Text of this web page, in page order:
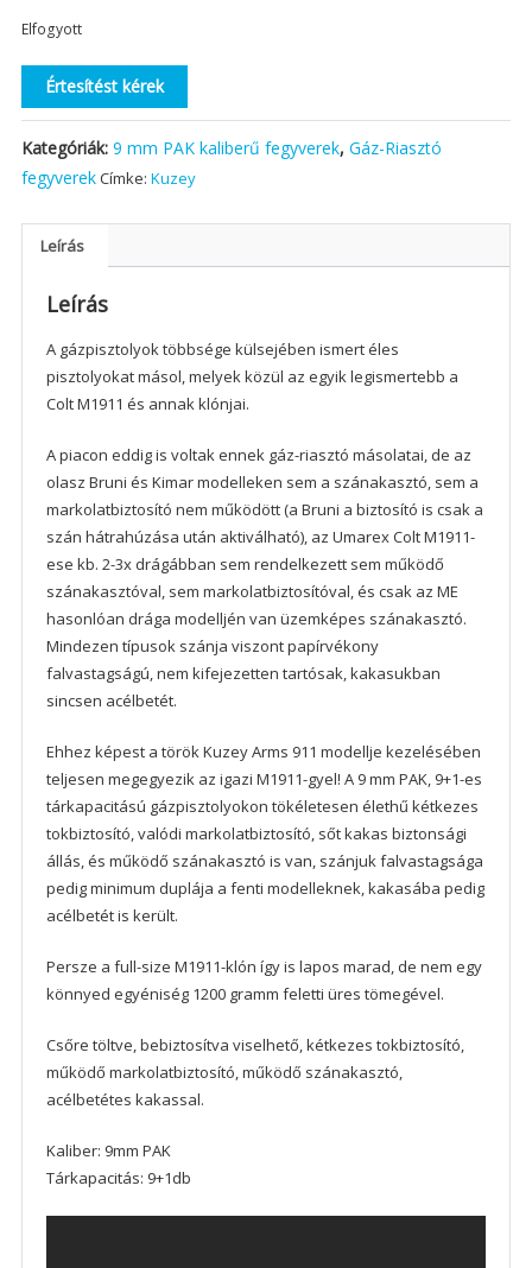
Elfogyott
Értesítést kérek
Kategóriák: 9 mm PAK kaliberű fegyverek, Gáz-Riasztó
fegyverekCímke: Kuzey
Leírás
Leírás
A gázpisztolyok többsége külsejében ismert éles
pisztolyokat másol, melyek közül az egyik legismertebb a
Colt M1911 és annak klónjai.
A piacon eddig is voltak ennek gáz-riasztó másolatai, de az
olasz Bruni és Kimar modelleken sem a szánakasztó, sem a
markolatbiztosító nem működött (a Bruni a biztosító is csak a
szán hátrahúzása után aktiválható), az Umarex Colt M1911-
ese kb. 2-3x drágábban sem rendelkezett sem működő
szánakasztóval, sem markolatbiztosítóval, és csak az ME
hasonlóan drága modelljén van üzemképes szánakasztó.
Mindezen típusok szánja viszont papírvékony
falvastagságú, nem kifejezetten tartósak, kakasukban
sincsen acélbetét.
Ehhez képest a török Kuzey Arms 911 modellje kezelésében
teljesen megegyezik az igazi M1911-gyel! A 9 mm PAK, 9+1-es
tárkapacitású gázpisztolyokon tökéletesen élethű kétkezes
tokbiztosító, valódi markolatbiztosító, sőt kakas biztonsági
állás, és működő szánakasztó is van, szánjuk falvastagsága
pedig minimum duplája a fenti modelleknek, kakasába pedig
acélbetét is került.
Persze a full-size M1911-klón így is lapos marad, de nem egy
könnyed egyéniség 1200 gramm feletti üres tömegével.
Csőre töltve, bebiztosítva viselhető, kétkezes tokbiztosító,
működő markolatbiztosító, működő szánakasztó,
acélbetétes kakassal.
Kaliber: 9mm PAK
Tárkapacitás: 9+1db